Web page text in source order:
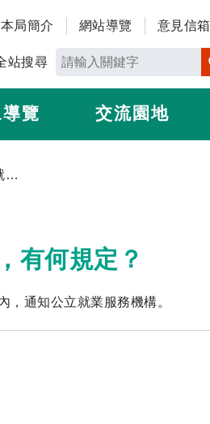
本局簡介 網站導覽 意見信箱
站搜尋
覽 交流園地
8. 領取失業給付者再就業時，有何規定？
有何規定？
通知公立就業服務機構。